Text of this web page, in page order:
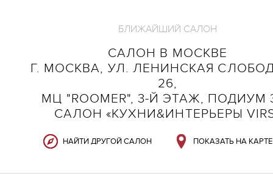
БЛИЖАЙШИЙ САЛОН
САЛОН В МОСКВЕ
Г. МОСКВА, УЛ. ЛЕНИНСКАЯ
26,
МЦ "ROOMER", 3-Й ЭТАЖ, ПОДИУМ
САЛОН «КУХНИ&ИНТЕРЬЕРЫ
НАЙТИ ДРУГОЙ САЛОН ПОКАЗАТЬ НА КАРТЕ